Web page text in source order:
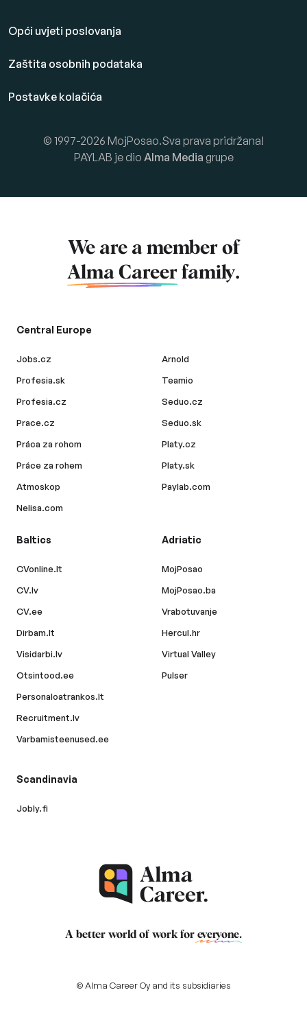
Opći uvjeti poslovanja
Zaštita osobnih podataka
Postavke kolačića
© 1997-2026 MojPosao.Sva prava pridržana!
PAYLAB je dio Alma Media grupe
We are a member of
Alma Career family.
Central Europe
Jobs.cz
Profesia.sk
Profesia.cz
Prace.cz
Práca za rohom
Práce za rohem
Atmoskop
Nelisa.com
Arnold
Teamio
Seduo.cz
Seduo.sk
Platy.cz
Platy.sk
Paylab.com
Baltics
CVonline.lt
CV.lv
CV.ee
Dirbam.lt
Visidarbi.lv
Otsintood.ee
Personaloatrankos.lt
Recruitment.lv
Varbamisteenused.ee
Adriatic
MojPosao
MojPosao.ba
Vrabotuvanje
Hercul.hr
Virtual Valley
Pulser
Scandinavia
Jobly.fi
A better world of work for everyone.
© Alma Career Oy and its subsidiaries